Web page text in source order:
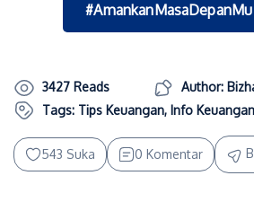
3427 Reads
Author:
Tags: Tips Keuangan, Info Keuangan
543 Suka 0 Komentar